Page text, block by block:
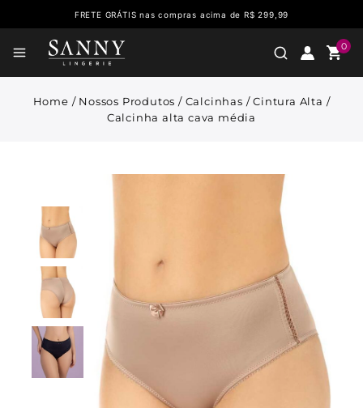
FRETE GRÁTIS nas compras acima de R$ 299,99
0
Home / Nossos Produtos / Calcinhas / Cintura Alta /
Calcinha alta cava média